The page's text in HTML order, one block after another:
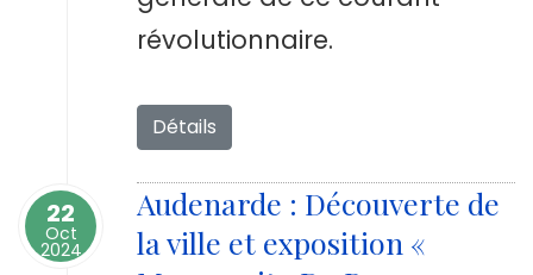
révolutionnaire.
Détails
22
Oct
2024
Audenarde : Découverte de
la ville et exposition «